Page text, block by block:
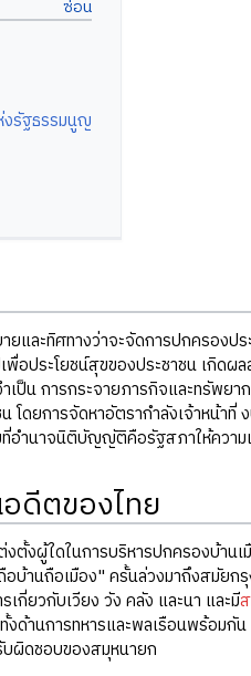
รัฐธรรมนูญ
และทิศทางว่าจะจัดการปกครอง
เพื่อประโยชน์สุขของประชาชน เกิ
ป็น การกระจายภารกิจและทรัพย
ดยการจัดหาอัตรากำลังเจ้าหน้าที่
อำนาจนิติบัญญัติคือรัฐสภาให้ความ
ดีตของไทย
งตั้งผู้ใดในการบริหารปกครองบ้าน
านถือเมือง" ครั้นล่วงมาถึงสมัยก
กี่ยวกับเวียง วัง คลัง และนา และมี
ด้านการทหารและพลเรือนพร้อม
บผิดชอบของสมุหนายก